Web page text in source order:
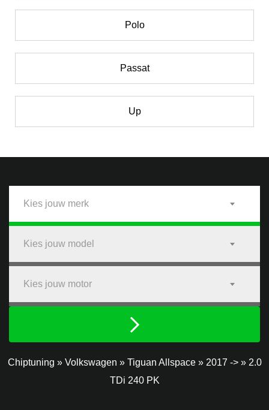
Polo
Passat
Up
Kies jouw merk
Kies jouw model
Kies jouw motor
Chiptuning » Volkswagen » Tiguan Allspace» 2017 ->» 2.0
TDi 240 PK